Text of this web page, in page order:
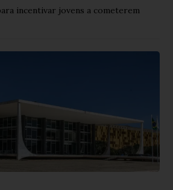
incentivar jovens a cometerem